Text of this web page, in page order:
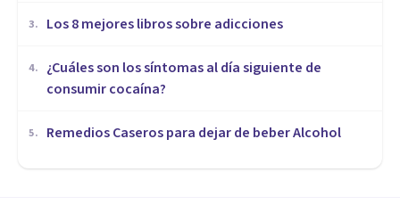
3. Los 8 mejores libros sobre adicciones
4.
¿Cuáles son los síntomas al día siguiente de
consumir cocaína?
5. Remedios Caseros para dejar de beber Alcohol
Adicción a las nuevas